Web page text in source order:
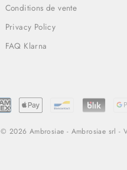
Conditions de vente
Privacy Policy
FAQ Klarna
© 2026 Ambrosiae - Ambrosiae srl -